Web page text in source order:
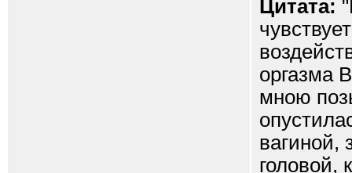
Цитата:
оргазма
мною
вагиной,
головой,